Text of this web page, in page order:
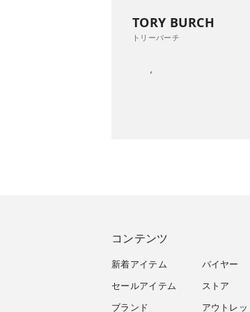
TORY BURCH
トリーバーチ
コンテンツ
新着アイテム
セールアイテム
ブランド
バイヤー
ストア
アウトレッ